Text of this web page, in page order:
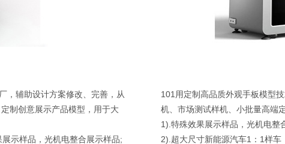
，辅助设计方案修改、完善，从
制创意展示产品模型，用于大
示样品，光机电整合展示样品;
101用定制高品质外观手板模型
机、市场测试样机、小批量高端
1).特殊效果展示样品，光机电整
2).超大尺寸新能源汽车1：1样车